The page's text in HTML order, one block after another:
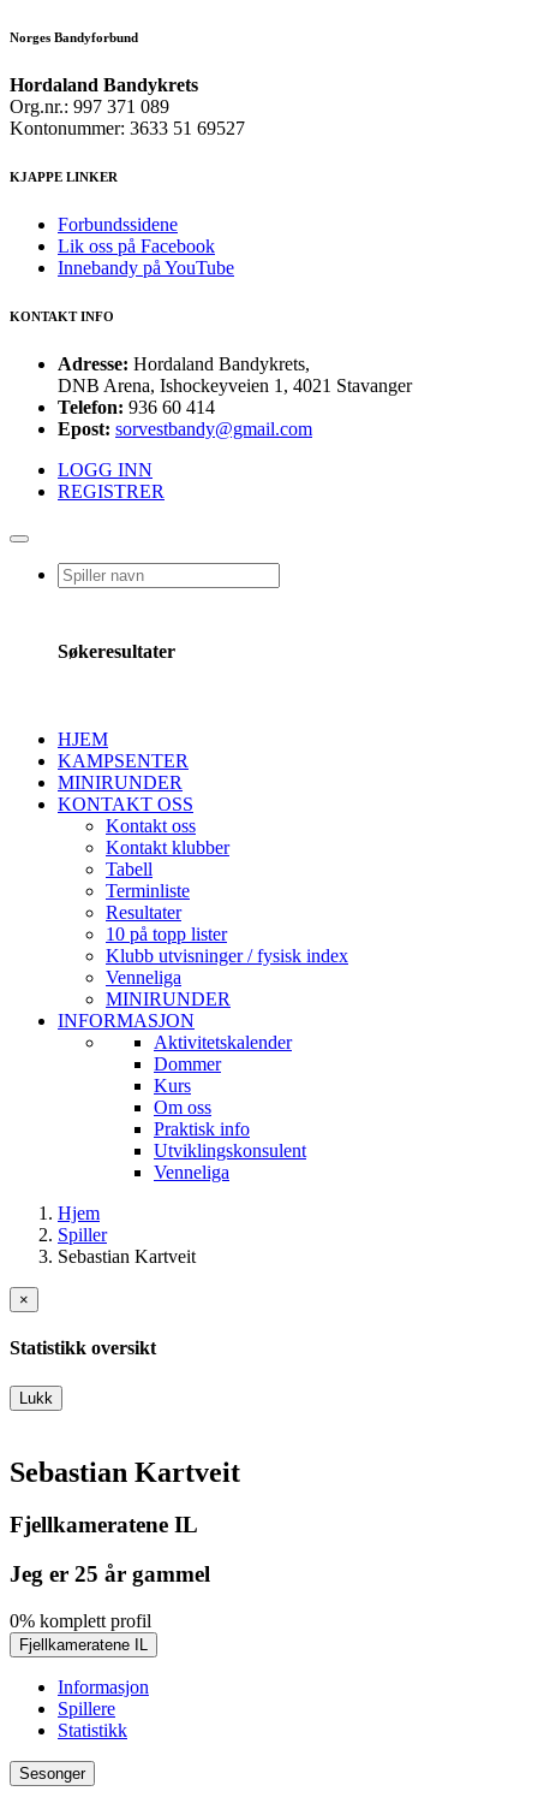
Norges Bandyforbund
Hordaland Bandykrets
Org.nr.: 997 371 089
Kontonummer: 3633 51 69527
KJAPPE LINKER
Forbundssidene
Lik oss på Facebook
Innebandy på YouTube
KONTAKT INFO
Adresse: Hordaland Bandykrets,
DNB Arena, Ishockeyveien 1, 4021 Stavanger
Telefon: 936 60 414
Epost: sorvestbandy@gmail.com
LOGG INN
REGISTRER
Søkeresultater
HJEM
KAMPSENTER
MINIRUNDER
KONTAKT OSS
Kontakt oss
Kontakt klubber
Tabell
Terminliste
Resultater
10 på topp lister
Klubb utvisninger / fysisk index
Venneliga
MINIRUNDER
INFORMASJON
Aktivitetskalender
Dommer
Kurs
Om oss
Praktisk info
Utviklingskonsulent
Venneliga
Hjem
Spiller
Sebastian Kartveit
×
Statistikk oversikt
Lukk
Sebastian Kartveit
Fjellkameratene IL
Jeg er 25 år gammel
0% komplett profil
Fjellkameratene IL
Informasjon
Spillere
Statistikk
Sesonger